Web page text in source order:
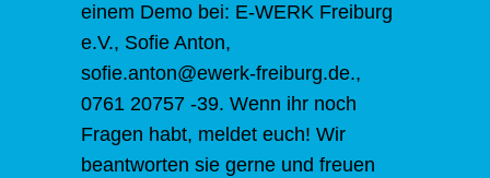
einem Demo bei: E-WERK Freiburg
e.V., Sofie Anton,
sofie.anton@ewerk-freiburg.de.,
0761 20757 -39. Wenn ihr noch
Fragen habt, meldet euch! Wir
beantworten sie gerne und freuen